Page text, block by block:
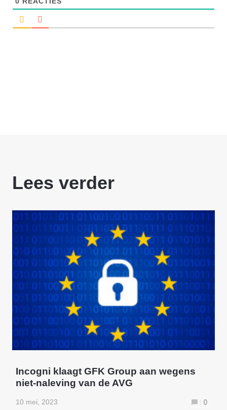
Lees verder
Incogni klaagt GFK Group aan wegens
niet-naleving van de AVG
10 mei, 2023 0